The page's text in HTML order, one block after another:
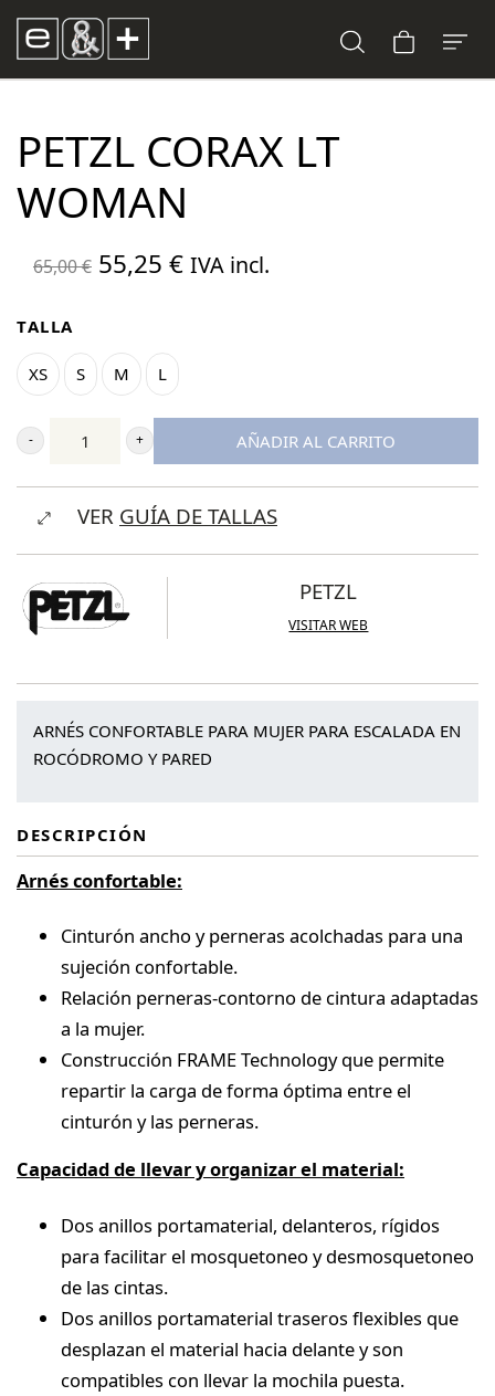
PETZL CORAX LT
WOMAN
65,00€ El
era:
65,00 €.
55,25 €El
IVA incl.
TALLA
XS S M L
Petzl
Corax
cantidad
AÑADIR AL CARRITO
VER GUÍA DE TALLAS
PETZL
VISITAR WEB
ARNÉS CONFORTABLE PARA MUJER PARA ESCALADA EN
ROCÓDROMO Y PARED
DESCRIPCIÓN
Arnés confortable:
Cinturón ancho y perneras acolchadas para una
sujeción confortable.
Relación perneras-contorno de cintura adaptadas
a la mujer.
Construcción FRAME Technology que permite
repartir la carga de forma óptima entre el
cinturón y las perneras.
Capacidad de llevar y organizar el material:
Dos anillos portamaterial, delanteros, rígidos
para facilitar el mosquetoneo y desmosquetoneo
de las cintas.
Dos anillos portamaterial traseros flexibles que
desplazan el material hacia delante y son
compatibles con llevar la mochila puesta.